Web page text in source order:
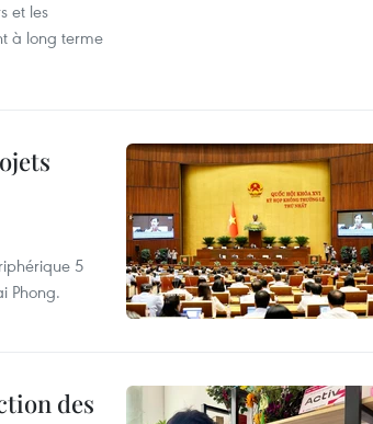
et les
à long terme
5
Phong.
des